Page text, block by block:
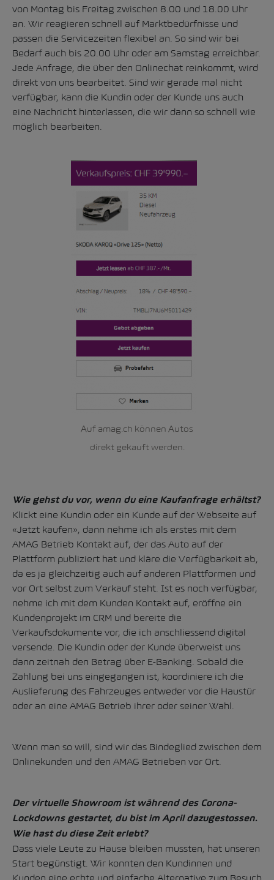
von Montag bis Freitag zwischen 8.00 und 18.00 Uhr
an. Wir reagieren schnell auf Marktbedürfnisse und
passen die Servicezeiten flexibel an. So sind wir bei
Bedarf auch bis 20.00 Uhr oder am Samstag erreichbar.
Jede Anfrage, die über den Onlinechat reinkommt, wird
direkt von uns bearbeitet. Sind wir gerade mal nicht
verfügbar, kann die Kundin oder der Kunde uns auch
eine Nachricht hinterlassen, die wir dann so schnell wie
möglich bearbeiten.
Auf amag.ch können Autos
direkt gekauft werden.
Wie gehst du vor, wenn du eine Kaufanfrage erhältst?
Klickt eine Kundin oder ein Kunde auf der Webseite auf
«Jetzt kaufen», dann nehme ich als erstes mit dem
AMAG Betrieb Kontakt auf, der das Auto auf der
Plattform publiziert hat und kläre die Verfügbarkeit ab,
da es ja gleichzeitig auch auf anderen Plattformen und
vor Ort selbst zum Verkauf steht. Ist es noch verfügbar,
nehme ich mit dem Kunden Kontakt auf, eröffne ein
Kundenprojekt im CRM und bereite die
Verkaufsdokumente vor, die ich anschliessend digital
versende. Die Kundin oder der Kunde überweist uns
dann zeitnah den Betrag über E-Banking. Sobald die
Zahlung bei uns eingegangen ist, koordiniere ich die
Auslieferung des Fahrzeuges entweder vor die Haustür
oder an eine AMAG Betrieb ihrer oder seiner Wahl.
Wenn man so will, sind wir das Bindeglied zwischen dem
Onlinekunden und den AMAG Betrieben vor Ort.
Der virtuelle Showroom ist während des Corona-
Lockdowns gestartet, du bist im April dazugestossen.
Wie hast du diese Zeit erlebt?
Dass viele Leute zu Hause bleiben mussten, hat unseren
Start begünstigt. Wir konnten den Kundinnen und
Kunden eine echte und einfache Alternative zum Besuch